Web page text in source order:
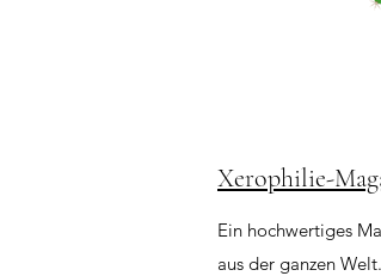
Xerophilie-
Ein hochwertiges
aus der ganzen